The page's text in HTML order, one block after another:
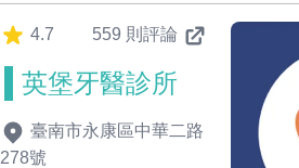
4.7 559 則評論
英堡牙醫診所
臺南市永康區中華二路
278號